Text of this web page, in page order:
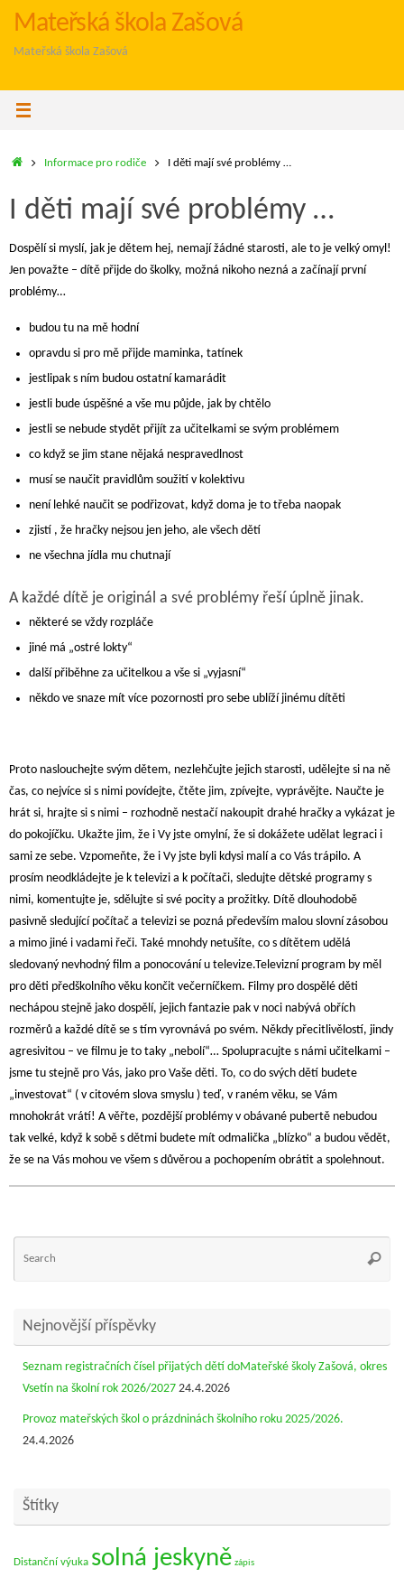
Skip
content
Mateřská škola Zašová
Mateřská škola Zašová
HomeInformace pro rodiče I děti mají své problémy …
I děti mají své problémy …
Dospělí si myslí, jak je dětem hej, nemají žádné starosti, ale to je velký omyl!
Jen považte – dítě přijde do školky, možná nikoho nezná a začínají první
problémy…
budou tu na mě hodní
opravdu si pro mě přijde maminka, tatínek
jestlipak s ním budou ostatní kamarádit
jestli bude úspěšné a vše mu půjde, jak by chtělo
jestli se nebude stydět přijít za učitelkami se svým problémem
co když se jim stane nějaká nespravedlnost
musí se naučit pravidlům soužití v kolektivu
není lehké naučit se podřizovat, když doma je to třeba naopak
zjistí , že hračky nejsou jen jeho, ale všech dětí
ne všechna jídla mu chutnají
A každé dítě je originál a své problémy řeší úplně jinak.
některé se vždy rozpláče
jiné má „ostré lokty“
další přiběhne za učitelkou a vše si „vyjasní“
někdo ve snaze mít více pozornosti pro sebe ublíží jinému dítěti
Proto naslouchejte svým dětem, nezlehčujte jejich starosti, udělejte si na ně
čas, co nejvíce si s nimi povídejte, čtěte jim, zpívejte, vyprávějte. Naučte je
hrát si, hrajte si s nimi – rozhodně nestačí nakoupit drahé hračky a vykázat je
do pokojíčku. Ukažte jim, že i Vy jste omylní, že si dokážete udělat legraci i
sami ze sebe. Vzpomeňte, že i Vy jste byli kdysi malí a co Vás trápilo. A
prosím neodkládejte je k televizi a k počítači, sledujte dětské programy s
nimi, komentujte je, sdělujte si své pocity a prožitky. Dítě dlouhodobě
pasivně sledující počítač a televizi se pozná především malou slovní zásobou
a mimo jiné i vadami řeči. Také mnohdy netušíte, co s dítětem udělá
sledovaný nevhodný film a ponocování u televize.Televizní program by měl
pro děti předškolního věku končit večerníčkem. Filmy pro dospělé děti
nechápou stejně jako dospělí, jejich fantazie pak v noci nabývá obřích
rozměrů a každé dítě se s tím vyrovnává po svém. Někdy přecitlivělostí, jindy
agresivitou – ve filmu je to taky „nebolí“… Spolupracujte s námi učitelkami –
jsme tu stejně pro Vás, jako pro Vaše děti. To, co do svých dětí budete
„investovat“ ( v citovém slova smyslu ) teď, v raném věku, se Vám
mnohokrát vrátí! A věřte, pozdější problémy v obávané pubertě nebudou
tak velké, když k sobě s dětmi budete mít odmalička „blízko“ a budou vědět,
že se na Vás mohou ve všem s důvěrou a pochopením obrátit a spolehnout.
Nejnovější příspěvky
Seznam registračních čísel přijatých dětí doMateřské školy Zašová, okres
Vsetín na školní rok 2026/2027 24.4.2026
Provoz mateřských škol o prázdninách školního roku 2025/2026.
24.4.2026
Štítky
Distanční výuka solná jeskyně zápis